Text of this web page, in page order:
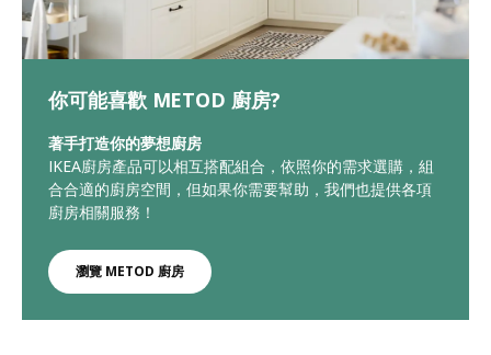
你可能喜歡 METOD 廚房?
著手打造你的夢想廚房
IKEA廚房產品可以相互搭配組合，依照你的需求選購，組
合合適的廚房空間，但如果你需要幫助，我們也提供各項
廚房相關服務！
瀏覽 METOD 廚房